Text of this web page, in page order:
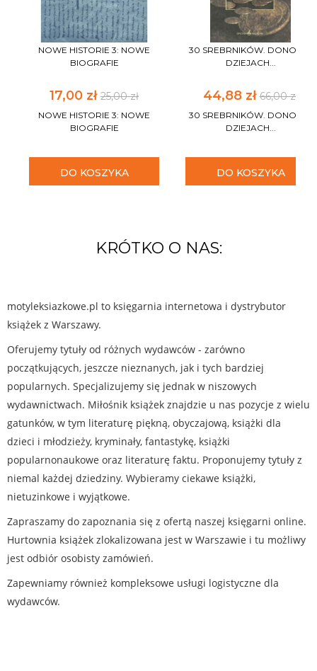
NOWE HISTORIE 3: NOWE
BIOGRAFIE
17,00 zł 25,00 zł
NOWE HISTORIE 3: NOWE
BIOGRAFIE
DO KOSZYKA
30 SREBRNIKÓW. DONOS W
DZIEJACH...
44,88 zł66,00 zł
30 SREBRNIKÓW. DONOS W
DZIEJACH...
DO KOSZYKA
KRÓTKO O NAS:
motyleksiazkowe.pl to księgarnia internetowa i dystrybutor
książek z Warszawy.
Oferujemy tytuły od różnych wydawców - zarówno
początkujących, jeszcze nieznanych, jak i tych bardziej
popularnych. Specjalizujemy się jednak w niszowych
wydawnictwach. Miłośnik książek znajdzie u nas pozycje z wielu
gatunków, w tym literaturę piękną, obyczajową, książki dla
dzieci i młodzieży, kryminały, fantastykę, książki
popularnonaukowe oraz literaturę faktu. Proponujemy tytuły z
niemal każdej dziedziny. Wybieramy ciekawe książki,
nietuzinkowe i wyjątkowe.
Zapraszamy do zapoznania się z ofertą naszej księgarni online.
Hurtownia książek zlokalizowana jest w Warszawie i tu możliwy
jest odbiór osobisty zamówień.
Zapewniamy również kompleksowe usługi logistyczne dla
wydawców.